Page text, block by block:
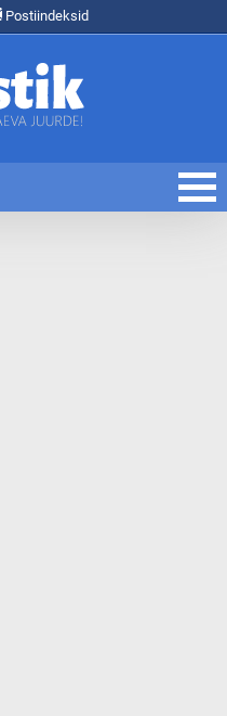
Postiindeksid